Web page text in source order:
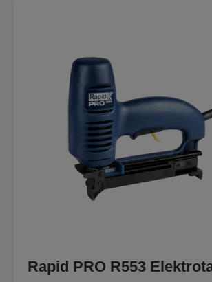
Rapid PRO R553